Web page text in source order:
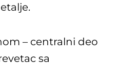
– centralni deo
sa